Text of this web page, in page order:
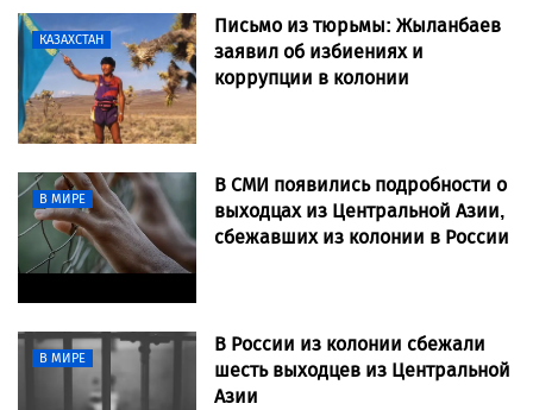
КАЗАХСТАН
Письмо из тюрьмы: Жыланбаев
заявил об избиениях и
коррупции в колонии
В МИРЕ
В СМИ появились подробности о
выходцах из Центральной Азии,
сбежавших из колонии в России
В МИРЕ
В России из колонии сбежали
шесть выходцев из Центральной
Азии